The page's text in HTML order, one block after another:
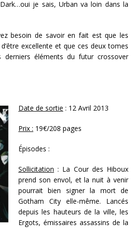
je sais, Urban va loin dans la
besoin de savoir en fait est que les
excellente et que ces deux tomes
éléments du futur crossover
Date de sortie : 12 Avril 2013
Prix : 19€/208 pages
Épisodes :
Sollicitation : La Cour des Hiboux
prend son envol, et la nuit à venir
pourrait bien signer la mort de
Gotham City elle-même. Lancés
depuis les hauteurs de la ville, les
Ergots, émissaires assassins de la